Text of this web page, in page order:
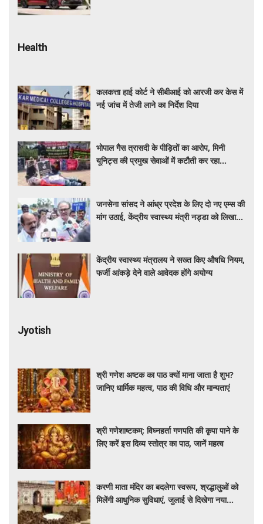
Health
कलकत्ता हाई कोर्ट ने सीबीआई को आरजी कर केस में
नई जांच में तेजी लाने का निर्देश दिया
भोपाल गैस त्रासदी के पीड़ितों का आरोप, मिनी
यूनिट्स की प्रमुख सेवाओं में कटौती कर रहा
जनसेना सांसद ने आंध्र प्रदेश के लिए दो नए एम्स की
मांग उठाई, केंद्रीय स्वास्थ्य मंत्री नड्डा को लिखा
केंद्रीय स्वास्थ्य मंत्रालय ने सख्त किए औषधि नियम,
फर्जी आंकड़े देने वाले आवेदक होंगे अयोग्य
Jyotish
श्री गणेश अष्टक का पाठ क्यों माना जाता है शुभ?
जानिए धार्मिक महत्व, पाठ की विधि और मान्यताएं
श्री गणेशाष्टकम्: विघ्नहर्ता गणपति की कृपा पाने के
लिए करें इस दिव्य स्तोत्र का पाठ, जानें महत्व
करणी माता मंदिर का बदलेगा स्वरूप, श्रद्धालुओं को
मिलेंगी आधुनिक सुविधाएं, जुलाई से दिखेगा नया